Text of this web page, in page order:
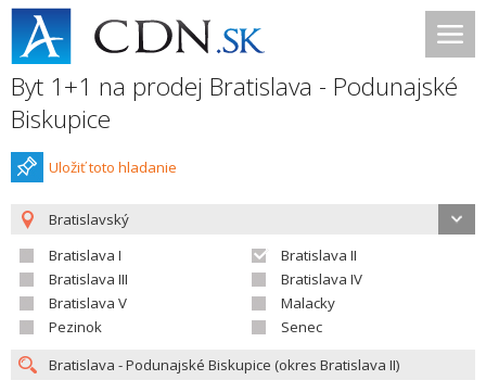
Byt 1+1 na prodej Bratislava - Podunajské
Biskupice
Uložiť toto hladanie
Bratislavský
Bratislava I
Bratislava II
Bratislava III
Bratislava IV
Bratislava V
Malacky
Pezinok
Senec